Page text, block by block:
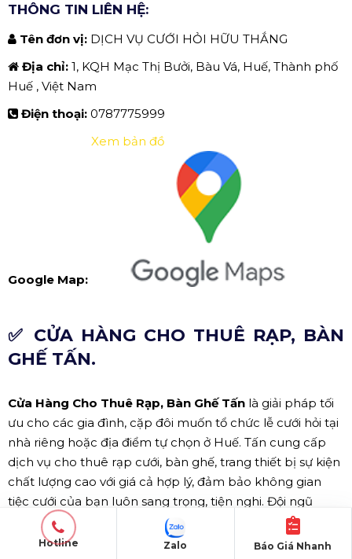
THÔNG TIN LIÊN HỆ:
Tên đơn vị: DỊCH VỤ CƯỚI HỎI HỮU THẮNG
Địa chỉ: 1, KQH Mạc Thị Bưởi, Bàu Vá, Huế, Thành phố
Huế , Việt Nam
Điện thoại: 0787775999
Google Map:
Xem bản đồ
✅ CỬA HÀNG CHO THUÊ RẠP, BÀN
GHẾ TẤN.
Cửa Hàng Cho Thuê Rạp, Bàn Ghế Tấn là giải pháp tối
ưu cho các gia đình, cặp đôi muốn tổ chức lễ cưới hỏi tại
nhà riêng hoặc địa điểm tự chọn ở Huế. Tấn cung cấp
dịch vụ cho thuê rạp cưới, bàn ghế, trang thiết bị sự kiện
chất lượng cao với giá cả hợp lý, đảm bảo không gian
tiệc cưới của bạn luôn sang trọng, tiện nghi. Đội ngũ
nhân viên chuyên nghiệp sẽ hỗ trợ tận tình từ khâu lắp
đặt, trang trí đến tháo dỡ, giúp bạn tiết kiệm thời gian,
Hotline Báo Giá Nhanh
Zalo